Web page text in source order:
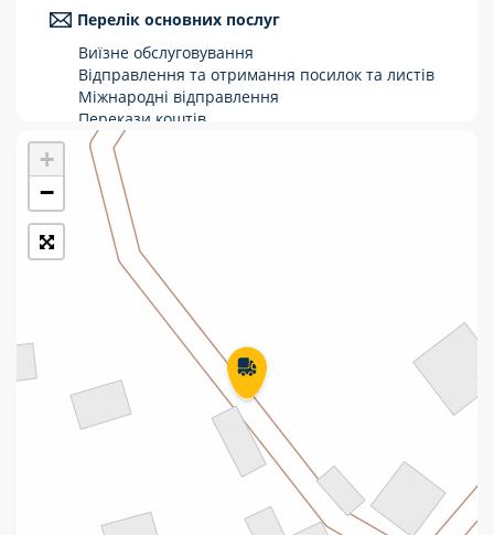
Фінансові послуги:
Термінові перекази
Перекази
Комунальні та інші платежі
Перелік основних послуг
Виїзне обслуговування
Відправлення та отримання посилок та листів
Міжнародні відправлення
Перекази коштів
Приймання платежів
Поповнення мобільного рахунку
Оформлення передплати на газети та
журнали
Зняття готівки з картки
Виплата пенсій та соціальних допомог
Продаж товарів
+
−